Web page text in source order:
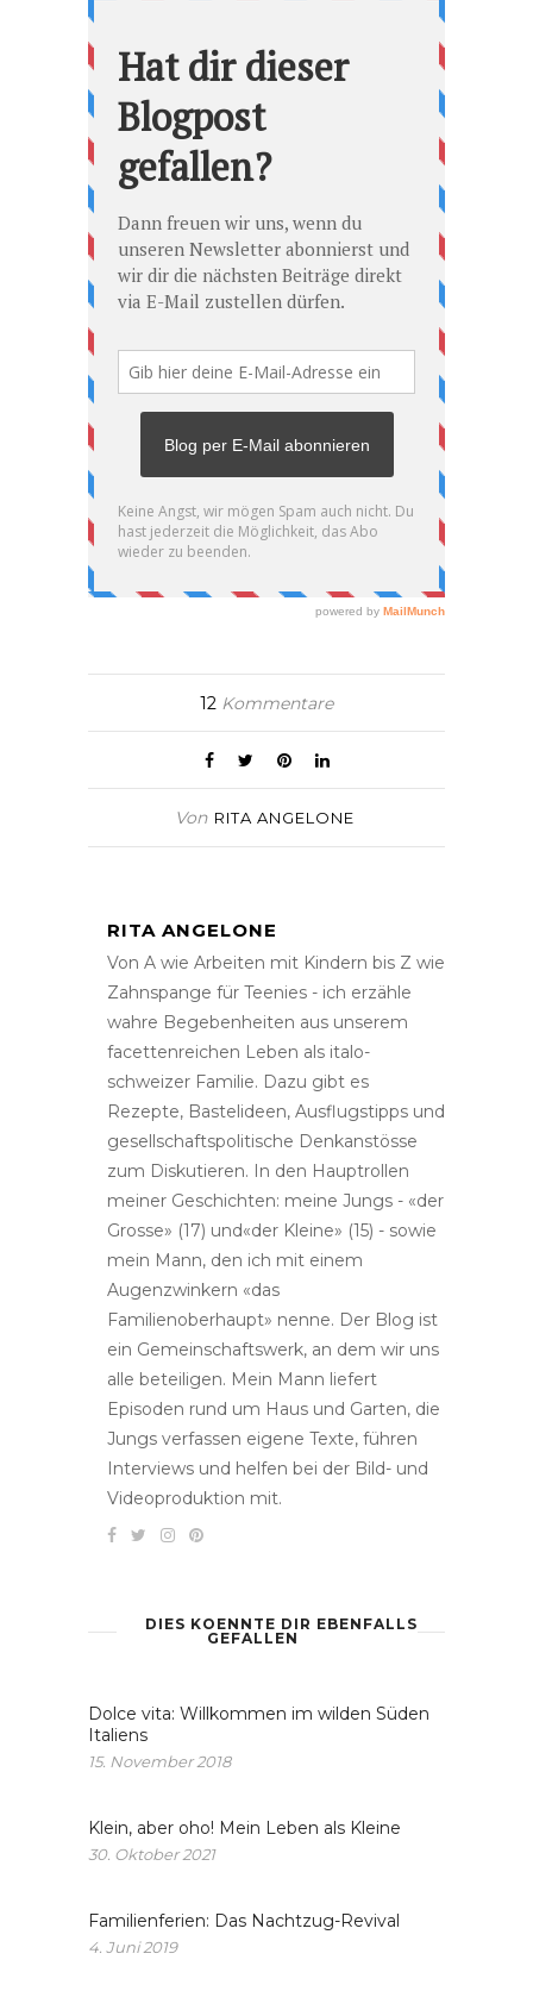
12 Kommentare
Von RITA ANGELONE
RITA ANGELONE
Von A wie Arbeiten mit Kindern bis Z wie
Zahnspange für Teenies - ich erzähle
wahre Begebenheiten aus unserem
facettenreichen Leben als italo-
schweizer Familie. Dazu gibt es
Rezepte, Bastelideen, Ausflugstipps und
gesellschaftspolitische Denkanstösse
zum Diskutieren. In den Hauptrollen
meiner Geschichten: meine Jungs - «der
Grosse» (17) und«der Kleine» (15) - sowie
mein Mann, den ich mit einem
Augenzwinkern «das
Familienoberhaupt» nenne. Der Blog ist
ein Gemeinschaftswerk, an dem wir uns
alle beteiligen. Mein Mann liefert
Episoden rund um Haus und Garten, die
Jungs verfassen eigene Texte, führen
Interviews und helfen bei der Bild- und
Videoproduktion mit.
DIES KOENNTE DIR EBENFALLS
GEFALLEN
Dolce vita: Willkommen im wilden Süden
Italiens
15. November 2018
Klein, aber oho! Mein Leben als Kleine
30. Oktober 2021
Familienferien: Das Nachtzug-Revival
4. Juni 2019